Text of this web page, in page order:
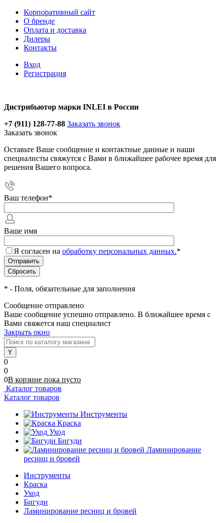
Корпоративный сайт
О бренде
Оплата и доставка
Дилеры
Контакты
Вход
Регистрация
Дистрибьютор марки INLEI в России
+7 (911) 128-77-88 Заказать звонок
Заказать звонок
Оставьте Ваше сообщение и контактные данные и наши
специалисты свяжутся с Вами в ближайшее рабочее время для
решения Вашего вопроса.
Ваш телефон*
Ваше имя
Я согласен на обработку персональных данных.*
* - Поля, обязательные для заполнения
Сообщение отправлено
Ваше сообщение успешно отправлено. В ближайшее время с
Вами свяжется наш специалист
Закрыть окно
0
0
0В корзине пока пусто
Каталог товаров
Каталог товаров
Инструменты
Краска
Уход
Бигуди
Ламинирование
ресниц и бровей
Инструменты
Краска
Уход
Бигуди
Ламинирование ресниц и бровей